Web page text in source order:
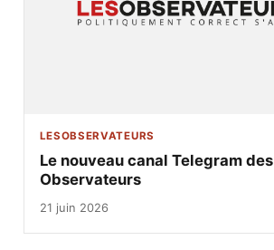
LESOBSERVATEURS
Le nouveau canal Telegram des
Observateurs
21 juin 2026